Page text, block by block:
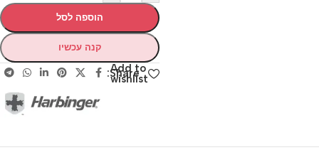
הוספה לסל
קנה עכשיו
Add to
wishlist
Share: